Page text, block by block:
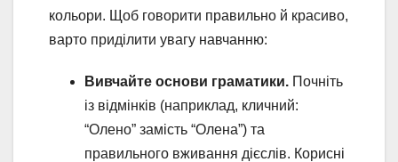
кольори. Щоб говорити правильно й красиво,
варто приділити увагу навчанню:
Вивчайте основи граматики. Почніть
із відмінків (наприклад, кличний:
“Олено” замість “Олена”) та
правильного вживання дієслів. Корисні